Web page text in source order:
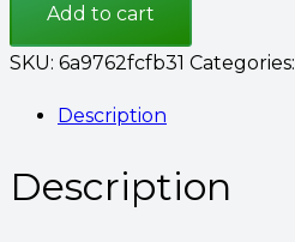
Add to cart
SKU: 6a9762fcfb31 Categories:
Description
Description